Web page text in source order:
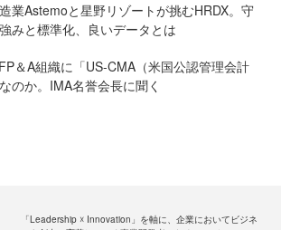
業Astemoと星野リゾートが挑むHRDX。守
みと標準化、良いデータとは
＆A組織に「US-CMA（米国公認管理会計
のか。IMA名誉会長に聞く
「Leadership ☓ Innovation」を軸に、企業においてビジネ